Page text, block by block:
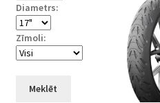
Diametrs:
Zīmoli:
Meklēt